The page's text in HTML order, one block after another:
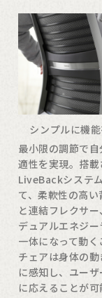
シンプルに機
最小限の調節で
適性を実現。搭載
LiveBackシステ
て、柔軟性の高
と連結フレクサ
デュアルエネジ
一体になって動く
チェアは身体の
に感知し、ユー
に応えることが可